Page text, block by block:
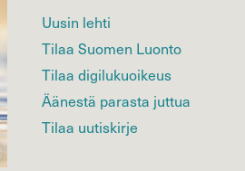
Uusin lehti
Tilaa Suomen Luonto
Tilaa digilukuoikeus
Äänestä parasta juttua
Tilaa uutiskirje